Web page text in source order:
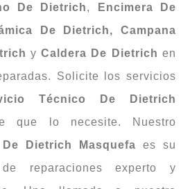
De Dietrich, Encimera
De
De Dietrich, Campana
yCaldera De Dietrich en
Solicite los servicios
Técnico De Dietrich
que lo necesite. Nuestro
Dietrich Masquefa es su
reparaciones experto y